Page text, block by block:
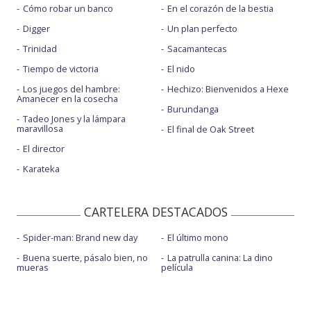
Cómo robar un banco
Digger
Trinidad
Tiempo de victoria
Los juegos del hambre:
Amanecer en la cosecha
Tadeo Jones y la lámpara
maravillosa
El director
Karateka
En el corazón de la bestia
Un plan perfecto
Sacamantecas
El nido
Hechizo: Bienvenidos a Hexe
Burundanga
El final de Oak Street
CARTELERA DESTACADOS
Spider-man: Brand new day
Buena suerte, pásalo bien, no
mueras
El último mono
La patrulla canina: La dino
película